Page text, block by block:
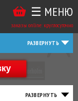
заказы online: круглосуточно
☰ МЕНЮ